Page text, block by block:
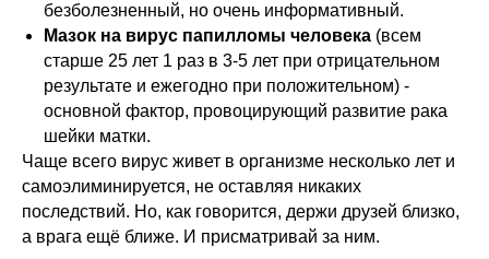
безболезненный, но очень информативный.
Мазок на вирус папилломы человека (всем
старше 25 лет 1 раз в 3-5 лет при отрицательном
результате и ежегодно при положительном) -
основной фактор, провоцирующий развитие рака
шейки матки.
Чаще всего вирус живет в организме несколько лет и
самоэлиминируется, не оставляя никаких
последствий. Но, как говорится, держи друзей близко,
а врага ещё ближе. И присматривай за ним.